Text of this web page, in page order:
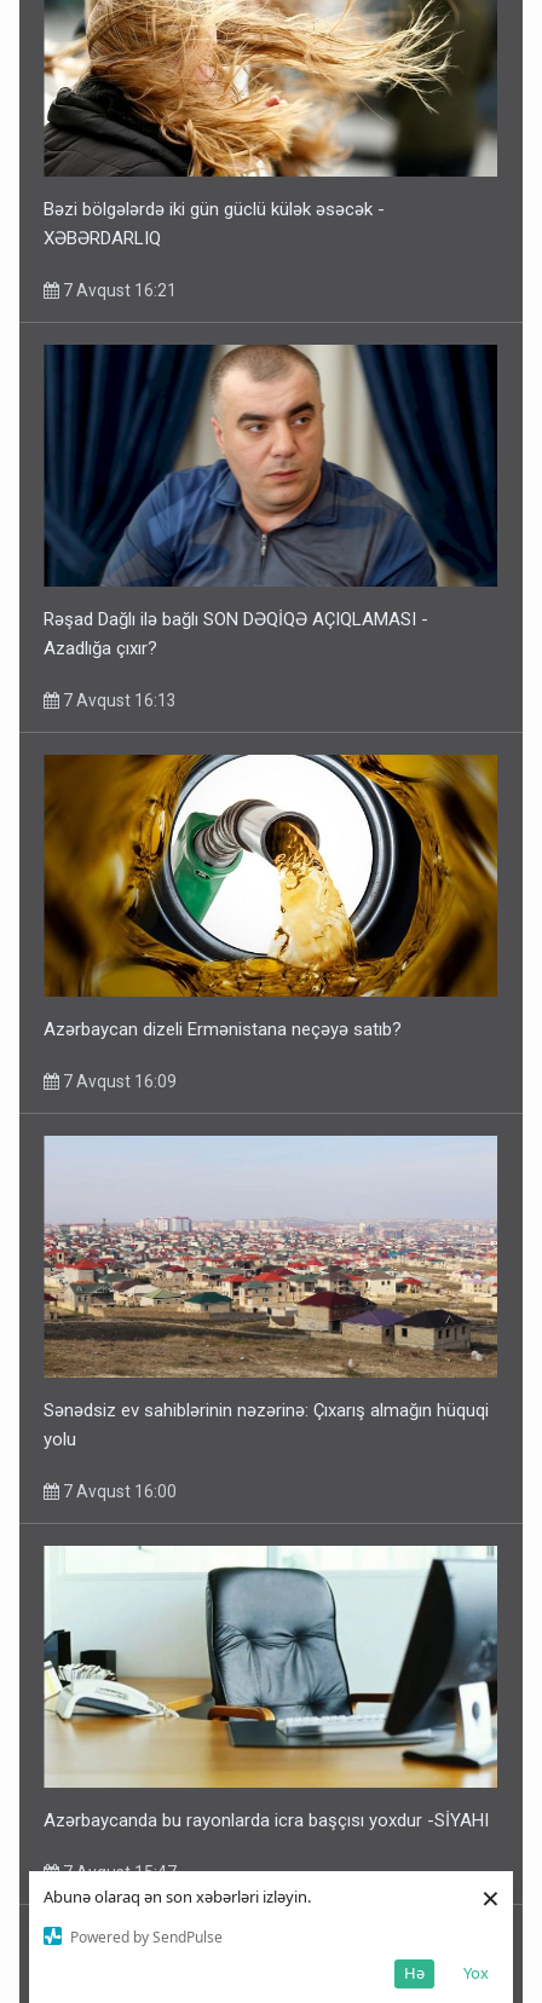
Abunə olaraq ən son xəbərləri izləyin.
Powered by SendPulse
Yox
Hə
×
Bəzi bölgələrdə iki gün güclü külək əsəcək -
XƏBƏRDARLIQ
7 Avqust 16:21
Rəşad Dağlı ilə bağlı SON DƏQİQƏ AÇIQLAMASI -
Azadlığa çıxır?
7 Avqust 16:13
Azərbaycan dizeli Ermənistana neçəyə satıb?
7 Avqust 16:09
Sənədsiz ev sahiblərinin nəzərinə: Çıxarış almağın hüquqi
yolu
7 Avqust 16:00
Azərbaycanda bu rayonlarda icra başçısı yoxdur -SİYAHI
7 Avqust 15:47